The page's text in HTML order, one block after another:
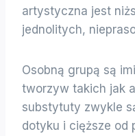
artystyczna jest
jednolitych,
Osobną grupą są
tworzyw takich jak
substytuty zwykle
dotyku i cięższe od